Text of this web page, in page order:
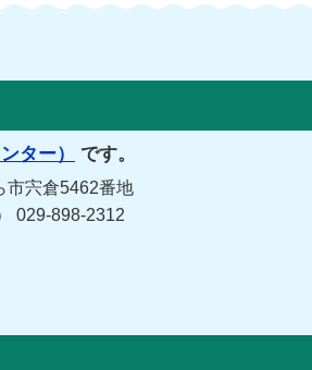
ター） です。
宍倉5462番地
029-898-2312